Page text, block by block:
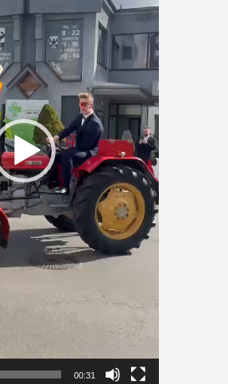
00:31